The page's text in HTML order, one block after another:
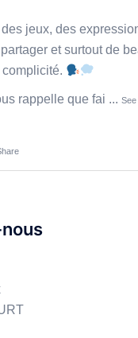
jeux, des
et surtout de
complicité.
rappelle que fai ...